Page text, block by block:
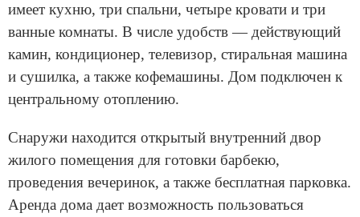
имеет кухню, три спальни, четыре кровати и три
ванные комнаты. В числе удобств — действующий
камин, кондиционер, телевизор, стиральная машина
и сушилка, а также кофемашины. Дом подключен к
центральному отоплению.
Снаружи находится открытый внутренний двор
жилого помещения для готовки барбекю,
проведения вечеринок, а также бесплатная парковка.
Аренда дома дает возможность пользоваться